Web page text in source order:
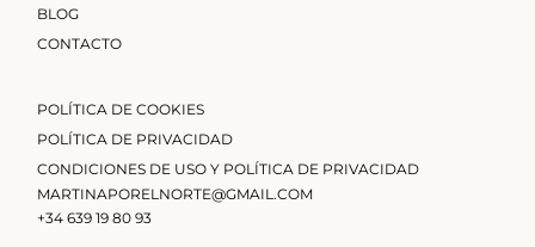
BLOG
CONTACTO
POLÍTICA DE COOKIES
POLÍTICA DE PRIVACIDAD
CONDICIONES DE USO Y POLÍTICA DE PRIVACIDAD
MARTINAPORELNORTE@GMAIL.COM
+34 639 19 80 93